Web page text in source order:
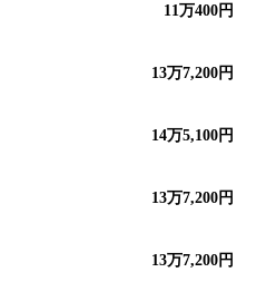
11万400円
13万7,200円
14万5,100円
13万7,200円
13万7,200円